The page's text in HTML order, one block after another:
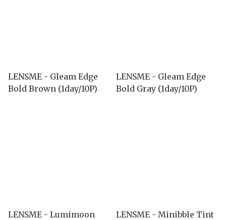
LENSME - Gleam Edge
Bold Brown (1day/10P)
LENSME - Gleam Edge
Bold Gray (1day/10P)
LENSME - Lumimoon
LENSME - Minibble Tint